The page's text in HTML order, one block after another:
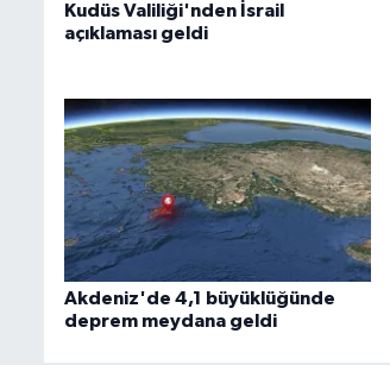
Kudüs Valiliği'nden İsrail
açıklaması geldi
Akdeniz'de 4,1 büyüklüğünde
deprem meydana geldi